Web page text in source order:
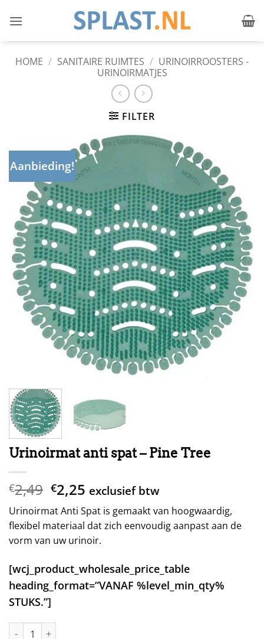
naar
HOME / SANITAIRE RUIMTES / URINOIRROOSTERS -
URINOIRMATJES
FILTER
Aanbieding!
Urinoirmat anti spat – Pine Tree
€2,49 Oorspronkelijke
prijs
was:
€2,49.
€2,25 Huidige
prijs
is:
€2,25.
exclusief btw
Urinoirmat Anti Spat is gemaakt van hoogwaardig,
flexibel materiaal dat zich eenvoudig aanpast aan de
vorm van uw urinoir.
[wcj_product_wholesale_price_table
heading_format=”VANAF %level_min_qty%
STUKS.”]
Urinoirmat anti spat – Pine Tree aantal